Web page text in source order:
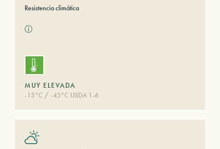
Resistencia climática
ⓘ
MUY ELEVADA
-15°C / -45°C USDA 1-6